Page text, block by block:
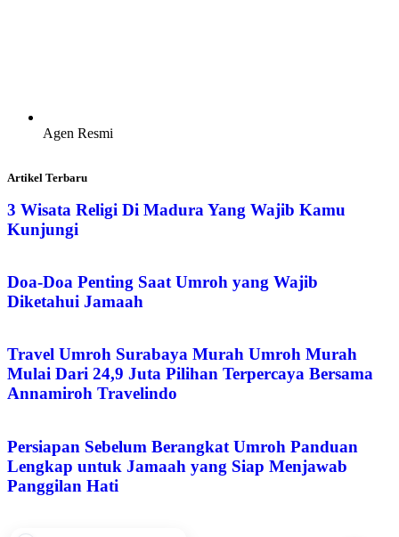
Agen Resmi
Artikel Terbaru
3 Wisata Religi Di Madura Yang Wajib Kamu
Kunjungi
Doa-Doa Penting Saat Umroh yang Wajib
Diketahui Jamaah
Travel Umroh Surabaya Murah Umroh Murah
Mulai Dari 24,9 Juta Pilihan Terpercaya Bersama
Annamiroh Travelindo
Persiapan Sebelum Berangkat Umroh Panduan
Lengkap untuk Jamaah yang Siap Menjawab
Panggilan Hati